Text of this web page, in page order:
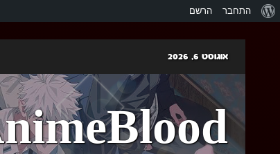
אודות
התחבר הרשם
content
אוגוסט 6, 2026